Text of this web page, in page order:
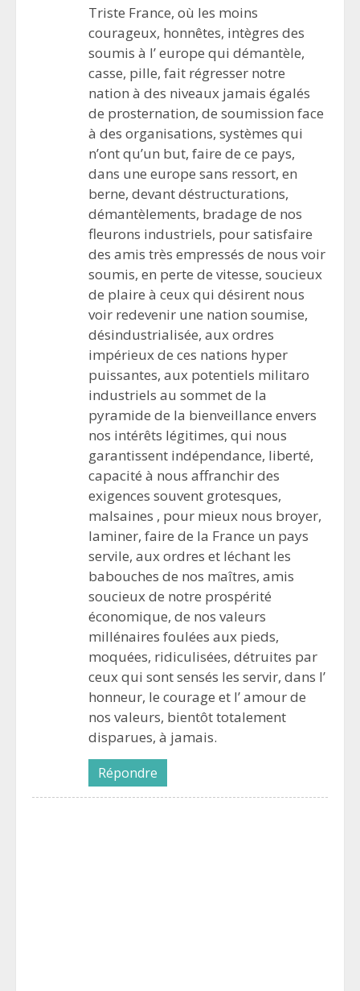
Triste France, où les moins
courageux, honnêtes, intègres des
soumis à l’ europe qui démantèle,
casse, pille, fait régresser notre
nation à des niveaux jamais égalés
de prosternation, de soumission face
à des organisations, systèmes qui
n’ont qu’un but, faire de ce pays,
dans une europe sans ressort, en
berne, devant déstructurations,
démantèlements, bradage de nos
fleurons industriels, pour satisfaire
des amis très empressés de nous voir
soumis, en perte de vitesse, soucieux
de plaire à ceux qui désirent nous
voir redevenir une nation soumise,
désindustrialisée, aux ordres
impérieux de ces nations hyper
puissantes, aux potentiels militaro
industriels au sommet de la
pyramide de la bienveillance envers
nos intérêts légitimes, qui nous
garantissent indépendance, liberté,
capacité à nous affranchir des
exigences souvent grotesques,
malsaines , pour mieux nous broyer,
laminer, faire de la France un pays
servile, aux ordres et léchant les
babouches de nos maîtres, amis
soucieux de notre prospérité
économique, de nos valeurs
millénaires foulées aux pieds,
moquées, ridiculisées, détruites par
ceux qui sont sensés les servir, dans l’
honneur, le courage et l’ amour de
nos valeurs, bientôt totalement
disparues, à jamais.
Répondre